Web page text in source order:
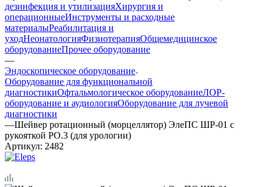
дезинфекция и утилизацияХирургия и
операционныеИнструменты и расходные
материалыРеабилитация и
уходНеонатологияФизиотерапияОбщемедицинское
оборудованиеПрочее оборудование
—
Эндоскопическое оборудование
Оборудование для функциональной
диагностикиОфтальмологическое оборудованиеЛОР-
оборудование и аудиологияОборудование для лучевой
диагностики
—Шейвер ротационный (морцеллятор) ЭлеПС ШР-01 с
рукояткой РО.3 (для урологии)
Артикул: 2482